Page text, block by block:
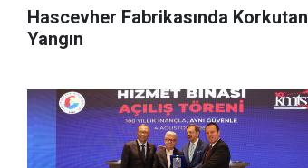
Hascevher Fabrikasında Korkutan
Yangın